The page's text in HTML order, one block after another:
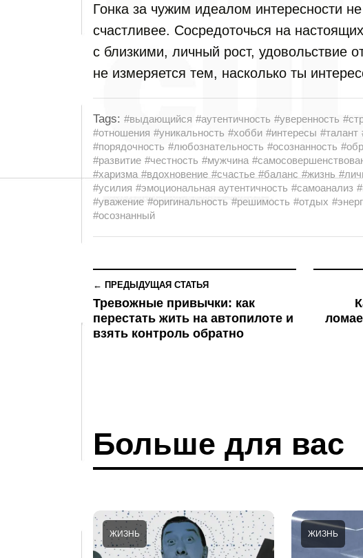
Гонка за чужим идеалом интересности
счастливее. Сосредоточься на
с близкими, личный рост, удовольствие
не измеряется тем, насколько ты
Tags: #выдающийся #аутентичность #уверенность
#отношения #уникальность #хобби #интересы #талант
#порядочность #любознательность #осознанность
#развитие #честность #мужчина
#харизма #вдохновение #счастье #баланс #жизнь
#усилия #эмоциональная аутентичность #самоанализ
#уважение #оригинальность #решимость #отдых
#осознанный
← ПРЕДЫДУЩАЯ СТАТЬЯ
Тревожные привычки: как
перестать жить на автопилоте и
взять контроль обратно
Больше для вас
ЖИЗНЬ ЖИЗНЬ